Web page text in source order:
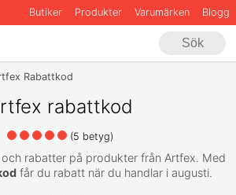
Butiker Produkter Varumärken Blogg
Sök
Rabattkod
rabattkod
(5 betyg)
rabatter på produkter från Artfex. Med
får du rabatt när du handlar i augusti.